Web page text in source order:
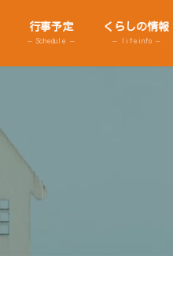
行事予定
– Schedule –
くらしの情報
– lifeinfo –